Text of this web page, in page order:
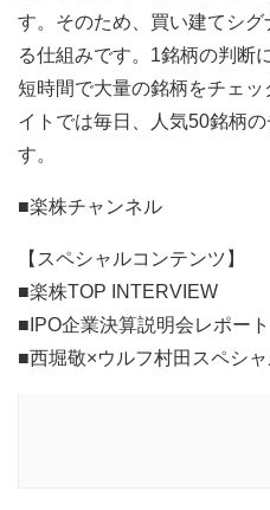
す。そのため、買い建てシ
る仕組みです。1銘柄の判断
短時間で大量の銘柄をチェ
イトでは毎日、人気50銘柄
す。
■楽株チャンネル
【スペシャルコンテンツ】
■楽株TOP INTERVIEW
■IPO企業決算説明会レポート
■西堀敬×ウルフ村田スペシ